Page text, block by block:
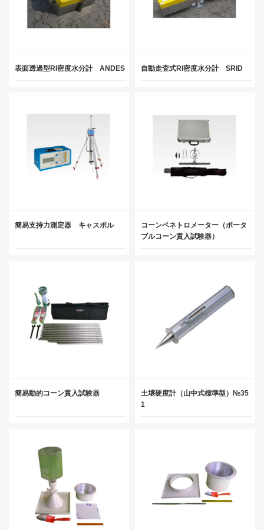
表面透過型RI密度水分計 ANDES 自動走査式RI密度水分計 SRID
簡易支持力測定器 キャスポル
コーンペネトロメーター（ポータ
ブルコーン貫入試験器）
簡易動的コーン貫入試験器
土壌硬度計（山中式標準型）№35
1